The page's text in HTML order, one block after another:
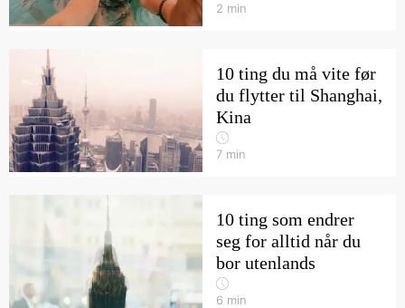
2 min
10 ting du må vite før
du flytter til Shanghai,
Kina
7 min
10 ting som endrer
seg for alltid når du
bor utenlands
6 min